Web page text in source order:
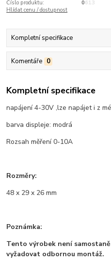
Číslo produktu:
0613
Hlídat cenu / dostupnost
Kompletní specifikace
Komentáře 0
Kompletní specifikace
napájení 4-30V ,lze napájet i z
barva displeje: modrá
Rozsah měření 0-10A
Rozměry:
48 x 29 x 26 mm
Poznámka:
Tento výrobek není
vyžadovat odbornou montáž.